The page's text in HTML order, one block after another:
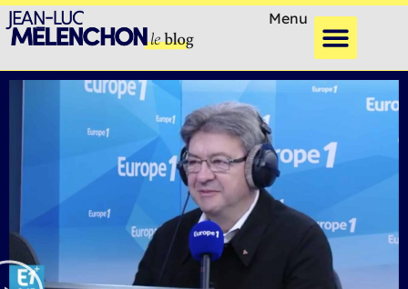
Menu